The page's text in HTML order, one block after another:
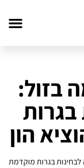
בזול:
בגרות
הון
לבחינות בגרות מוקדמת